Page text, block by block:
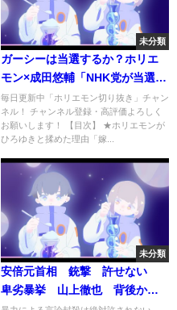
未分類
ガーシーは当選するか？ホリエ
モン×成田悠輔「NHK党が当選す
るには？」を語る！（堀江貴文
のきりぬき、東谷義和）
毎日更新中「ホリエモン切り抜き」チャン
ネル！ チャンネル登録・高評価よろしく
お願いします！ 【目次】 ★ホリエモンが
ひろゆきと揉めた理由「嫁...
未分類
安倍元首相 銃撃 許せない
卑劣暴挙 山上徹也 背後から